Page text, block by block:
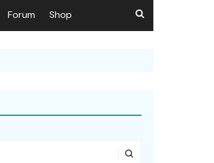
Forum Shop